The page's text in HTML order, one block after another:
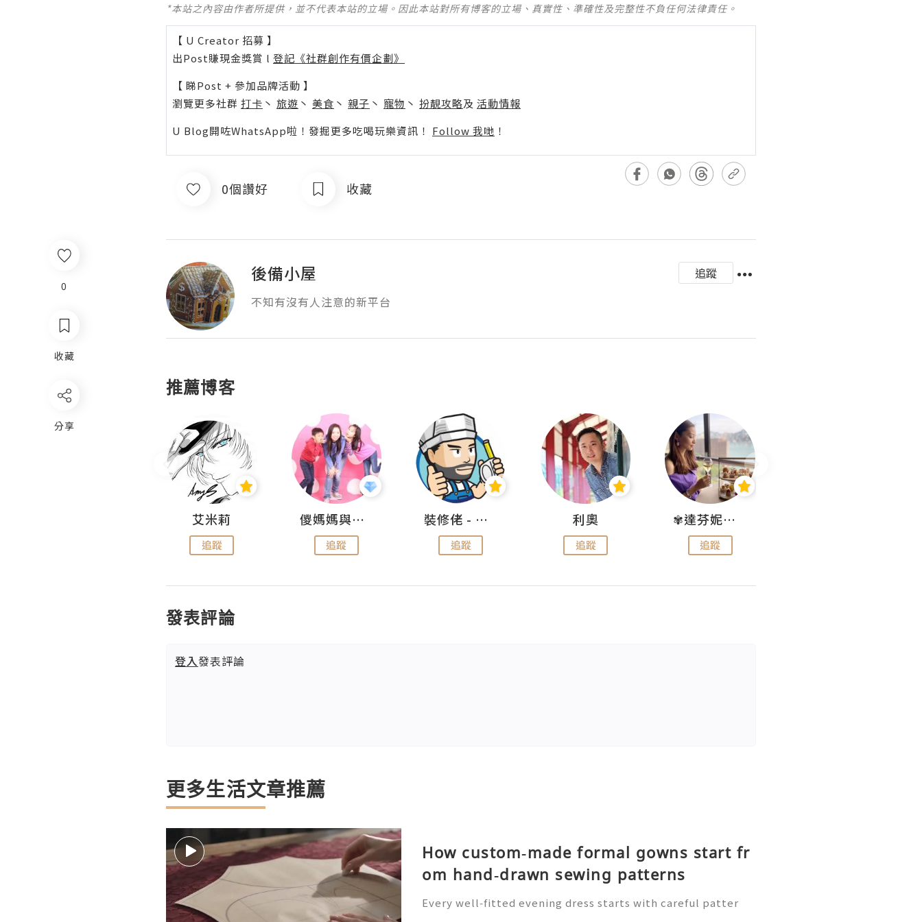
0
收藏
分享
*本站之內容由作者所提供，並不代表本站的立場。因此本站對所有博客的立場、真實性、準確性及完整性不負任何法律責任。
【 U Creator 招募 】
出Post賺現金獎賞 l 登記《社群創作有價企劃》
【 睇Post + 參加品牌活動 】
瀏覽更多社群 打卡 丶 旅遊 丶 美食 丶 親子 丶 寵物 丶 扮靚攻略及 活動情報
U Blog開咗WhatsApp啦！發掘更多吃喝玩樂資訊！ Follow 我哋 ！
0個讚好 收藏
後備小屋
追蹤
不知有沒有人注意的新平台
推薦博客
艾米莉
追蹤
儍媽媽與兩隻小魔怪之家
追蹤
裝修佬 - 香港一站式網上裝修平台
追蹤
利奧
追蹤
✾達芬妮•愛孩子•愛生活✾
追蹤
發表評論
登入發表評論
更多生活文章推薦
How custom‑made formal gowns start fr
om hand‑drawn sewing patterns
Every well‑fitted evening dress starts with careful patter